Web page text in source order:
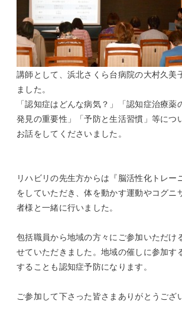
講師として、浜北さくら台病院の大村久美
ました。
「認知症はどんな病気？」「認知症治療薬
発見の重要性」「予防と生活習慣」等につ
お話をしてくださいました。
リハビリの先生方からは『脳活性化トレー
をしていただき、体を動かす運動やコグニ
者様と一緒に行いました。
包括職員から地域の方々にご参加いただけ
せていただきました。地域の催しに参加す
することも認知症予防になります。
ご参加して下さった皆さまありがとうござ